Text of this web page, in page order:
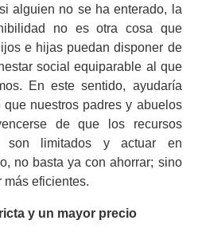
alguien no se ha enterado, la
no es otra cosa que
e hijas puedan disponer de
social equiparable al que
En este sentido, ayudaría
nuestros padres y abuelos
de que los recursos
son limitados y actuar en
no basta ya con ahorrar; sino
eficientes.
y un mayor precio